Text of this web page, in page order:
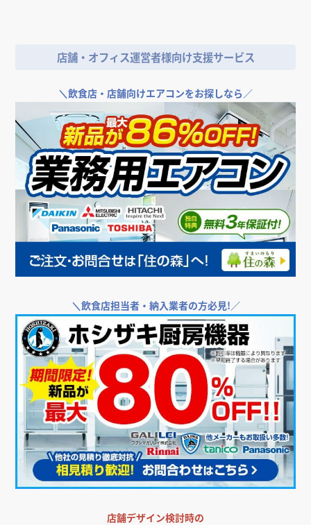
店舗・オフィス運営者様向け支援サービス
＼飲食店・店舗向けエアコンをお探しなら／
＼飲食店担当者・納入業者の方必見!／
店舗デザイン検討時の